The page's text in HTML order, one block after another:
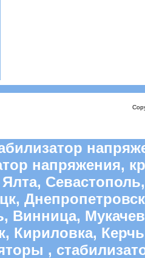
напряжения,
Винница,
Кириловка,
,